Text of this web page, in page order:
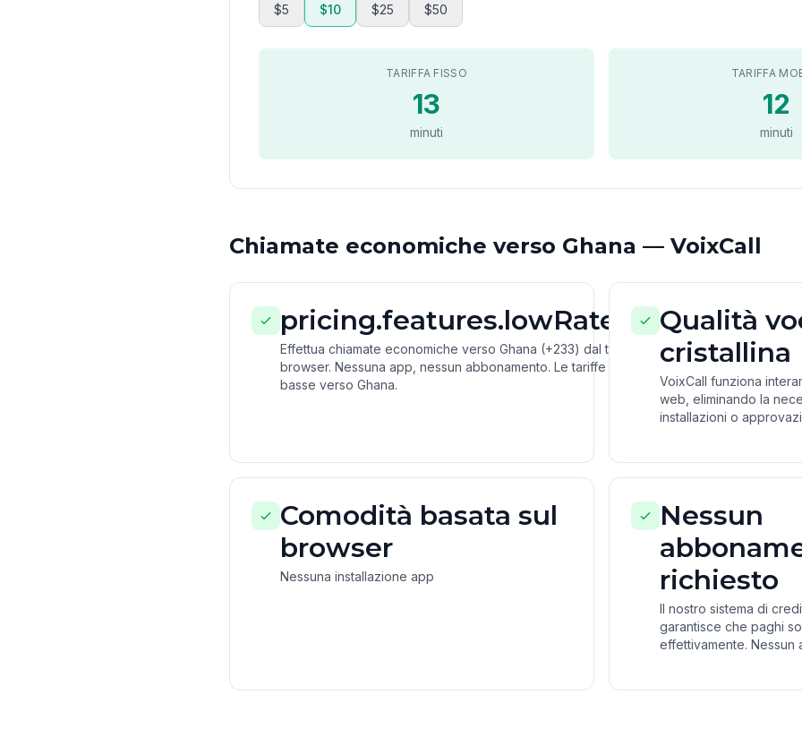
$5 $10 $25 $50
TARIFFA FISSO
13
minuti
TARIFFA
12
minuti
Chiamate economiche verso Ghana — VoixCall
pricing.features.lowRates
Effettua chiamate economiche verso Ghana (+233) dal tuo
browser. Nessuna app, nessun abbonamento. Le tariffe più
basse verso Ghana.
Qualità
cristallina
VoixCall funziona
web, eliminando la
installazioni o
Comodità basata sul
browser
Nessuna installazione app
Nessun
richiesto
Il nostro sistema di
garantisce che paghi
effettivamente. Nessun